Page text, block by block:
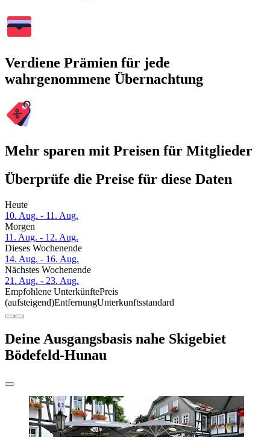
Verdiene Prämien für jede
wahrgenommene Übernachtung
Mehr sparen mit Preisen für Mitglieder
Überprüfe die Preise für diese Daten
Heute
10. Aug. - 11. Aug.
Morgen
11. Aug. - 12. Aug.
Dieses Wochenende
14. Aug. - 16. Aug.
Nächstes Wochenende
21. Aug. - 23. Aug.
Empfohlene UnterkünftePreis
(aufsteigend)EntfernungUnterkunftsstandard
Deine Ausgangsbasis nahe Skigebiet
Bödefeld-Hunau